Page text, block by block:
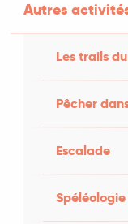
Autres
Les trails
Pêcher
Escalade
Spéléologie
par le
Sur
Le Foie Gras,
et